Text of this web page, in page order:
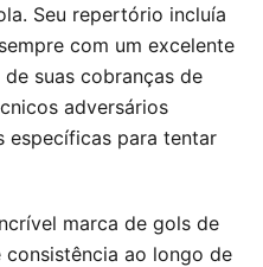
Seu repertório incluía
com um excelente
suas cobranças de
adversários
específicas para tentar
marca de gols de
ao longo de